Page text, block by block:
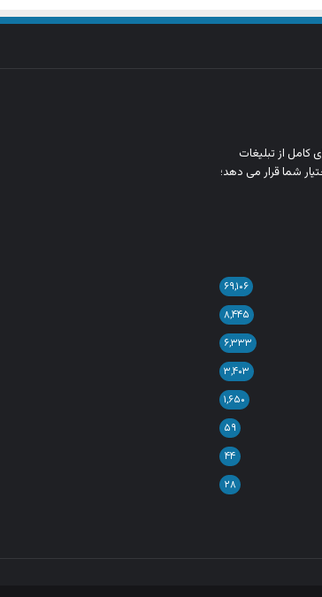
کامل از تبلیغات
شما قرار می‌ دهد؛
۶۹,۱۰۶
۸,۴۴۵
۶,۳۳۳
۳,۴۰۳
۱,۶۵۰
۵۹
۴۴
۲۸